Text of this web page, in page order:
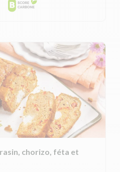
chorizo, féta et